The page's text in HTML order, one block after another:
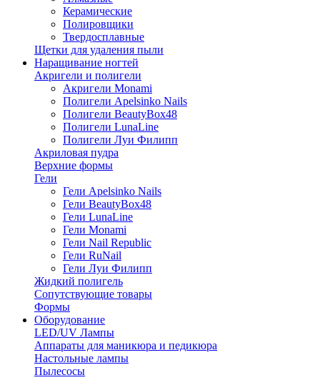
Керамические
Полировщики
Твердосплавные
Щетки для удаления пыли
Наращивание ногтей
Акригели и полигели
Акригели Monami
Полигели Apelsinko Nails
Полигели BeautyBox48
Полигели LunaLine
Полигели Луи Филипп
Акриловая пудра
Верхние формы
Гели
Гели Apelsinko Nails
Гели BeautyBox48
Гели LunaLine
Гели Monami
Гели Nail Republic
Гели RuNail
Гели Луи Филипп
Жидкий полигель
Сопутствующие товары
Формы
Оборудование
LED/UV Лампы
Аппараты для маникюра и педикюра
Настольные лампы
Пылесосы